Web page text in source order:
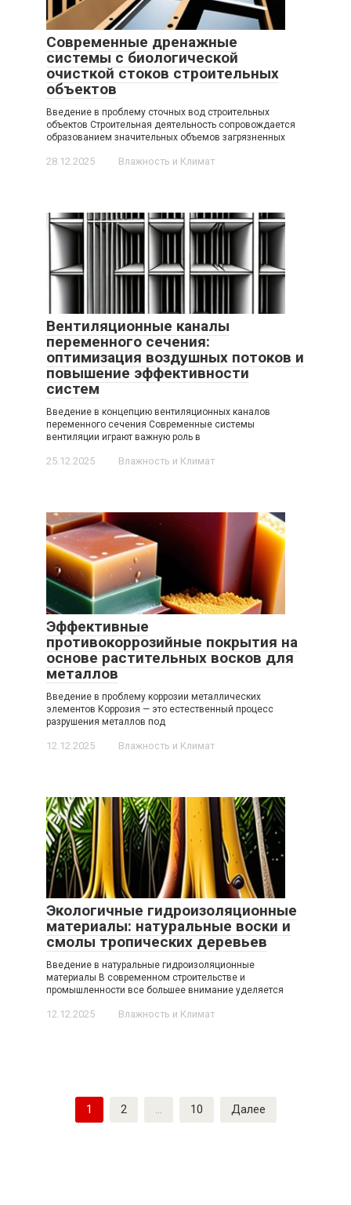
Современные дренажные
системы с биологической
очисткой стоков строительных
объектов
Введение в проблему сточных вод строительных
объектов Строительная деятельность сопровождается
образованием значительных объемов загрязненных
28.12.2025 Влажность и Климат
Вентиляционные каналы
переменного сечения:
оптимизация воздушных потоков и
повышение эффективности
систем
Введение в концепцию вентиляционных каналов
переменного сечения Современные системы
вентиляции играют важную роль в
25.12.2025 Влажность и Климат
Эффективные
противокоррозийные покрытия на
основе растительных восков для
металлов
Введение в проблему коррозии металлических
элементов Коррозия — это естественный процесс
разрушения металлов под
12.12.2025 Влажность и Климат
Экологичные гидроизоляционные
материалы: натуральные воски и
смолы тропических деревьев
Введение в натуральные гидроизоляционные
материалы В современном строительстве и
промышленности все большее внимание уделяется
12.12.2025 Влажность и Климат
1 2 … 10 Далее